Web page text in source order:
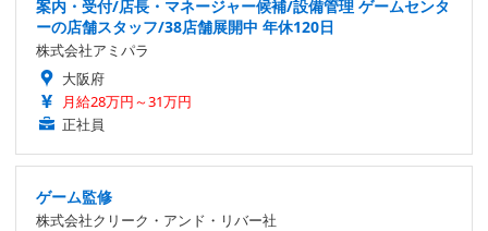
案内・受付/店長・マネージャー候補/設備管理 ゲームセンタ
ーの店舗スタッフ/38店舗展開中 年休120日
株式会社アミパラ
大阪府
月給28万円～31万円
正社員
ゲーム監修
株式会社クリーク・アンド・リバー社